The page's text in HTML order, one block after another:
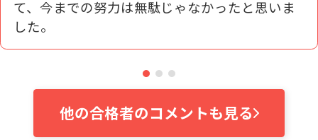
て、今までの努力は無駄じゃなかったと思いま
した。
他の合格者のコメントも見る